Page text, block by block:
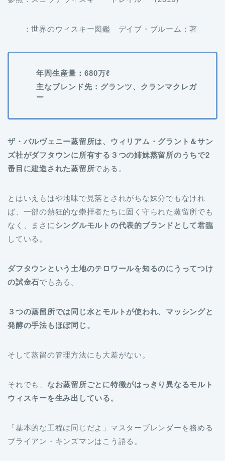
：世界のウィスキー図鑑 デイブ・ブルーム：著
年間生産量：680万ℓ
主なブレンド先：グランツ、クランマクレガ
ー
ザ・バルヴェニー蒸留所は、ウィリアム・グラント＆サン
ズ社がダフタウンに所有する３つの姉妹蒸留所のうちで2
番目に建造された蒸留所である。
とはいえもはや地味で見落とされがちな妹分でもなけれ
ば、一部の熱狂的な崇拝者たちに固く守られた蒸留所でも
なく、まさに シングルモルトの代表的ブランドとして君臨
している。
ダフタウンという土地のテロワールを知るのにうってつけ
の試金石でもある。
３つの蒸留所では同じ水とモルトが使われ、マッシングと
発酵の手法もほぼ同じ。
そして蒸留の管理方法にも大差がない。
それでも、 なお蒸留所ごとに特徴がはっきり異なるモルト
ウィスキーを生み出している。
「基本的な工程は同じだよ」マスターブレンダーを務める
ブライアン・キンズマンはこう語る。